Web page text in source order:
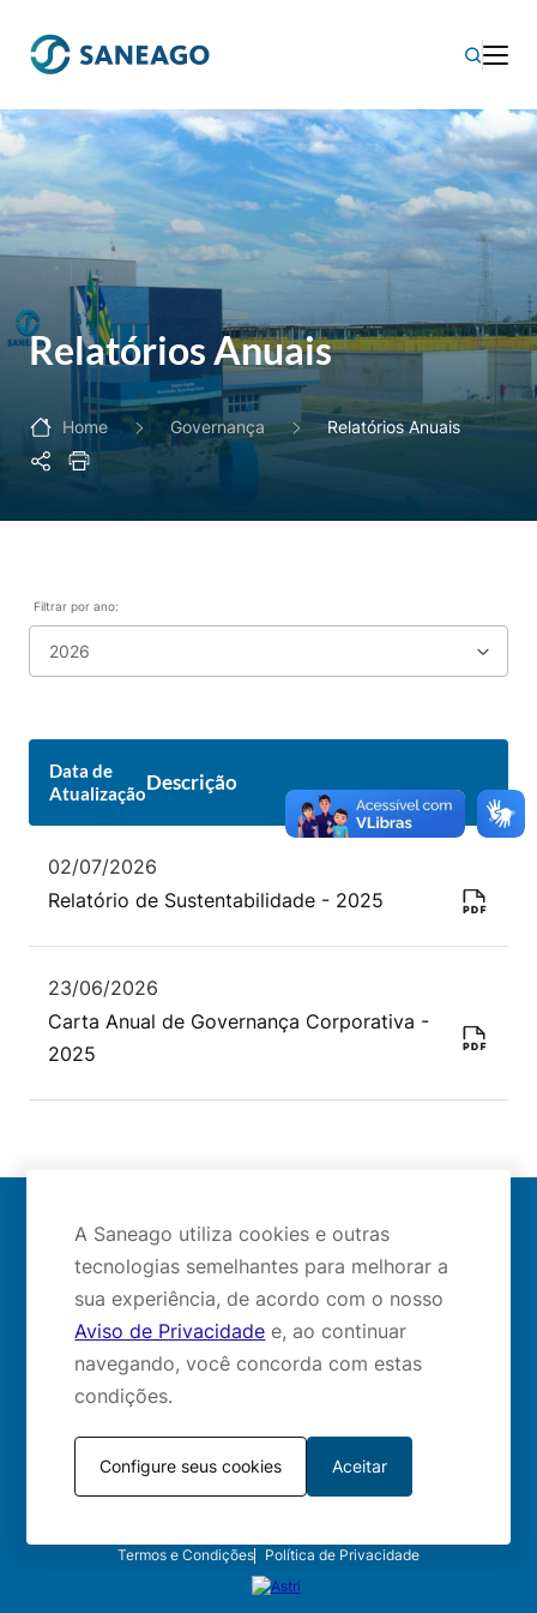
Relatórios Anuais
Home Governança Relatórios Anuais
Filtrar por ano:
Data de
AtualizaçãoDescrição
02/07/2026
Relatório de Sustentabilidade - 2025
23/06/2026
Carta Anual de Governança Corporativa -
2025
Redes sociais:
Mapa do site
Termos e Condições
Política de Privacidade
A Saneago utiliza cookies e outras
tecnologias semelhantes para melhorar a
sua experiência, de acordo com o nosso
Aviso de Privacidade e, ao continuar
navegando, você concorda com estas
condições.
Configure seus cookies Aceitar